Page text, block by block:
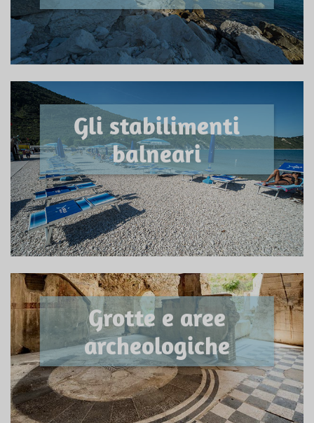
Gli stabilimenti
balneari
Grotte e aree
archeologiche